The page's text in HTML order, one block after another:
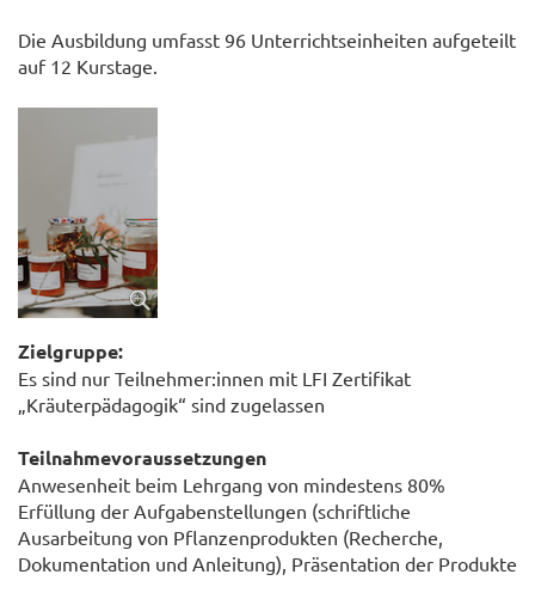
Die Ausbildung umfasst 96 Unterrichtseinheiten aufgeteilt
auf 12 Kurstage.
Zielgruppe:
Es sind nur Teilnehmer:innen mit LFI Zertifikat
„Kräuterpädagogik“ sind zugelassen
Teilnahmevoraussetzungen
Anwesenheit beim Lehrgang von mindestens 80%
Erfüllung der Aufgabenstellungen (schriftliche
Ausarbeitung von Pflanzenprodukten (Recherche,
Dokumentation und Anleitung), Präsentation der Produkte